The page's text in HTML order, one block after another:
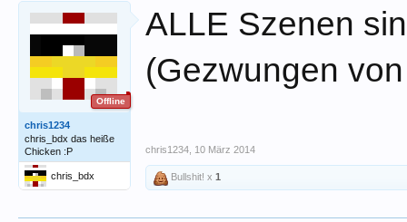
Offline
chris1234
chris_bdx das heiße
Chicken :P
chris_bdx
ALLE Szenen
(Gezwungen
chris1234 10 März 2014
Bullshit! x 1